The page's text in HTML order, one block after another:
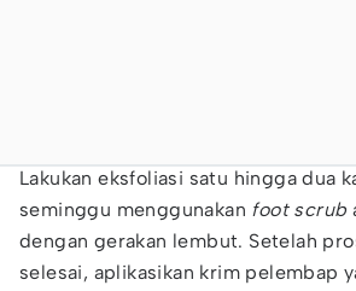
Lakukan eksfoliasi satu hingga dua
seminggu menggunakan foot scrub
dengan gerakan lembut. Setelah
selesai, aplikasikan krim pelembap